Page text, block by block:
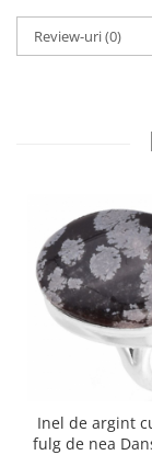
Review-uri(0)
Inel de argint
fulg de nea